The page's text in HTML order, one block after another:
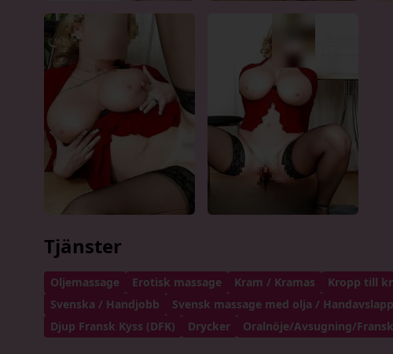
Tjänster
Oljemassage Erotisk massage Kram / Kramas Kropp till
Svenska / Handjobb
Svensk massage med olja /
Djup Fransk Kyss (DFK)
Drycker Oralnöje/Avsugning/